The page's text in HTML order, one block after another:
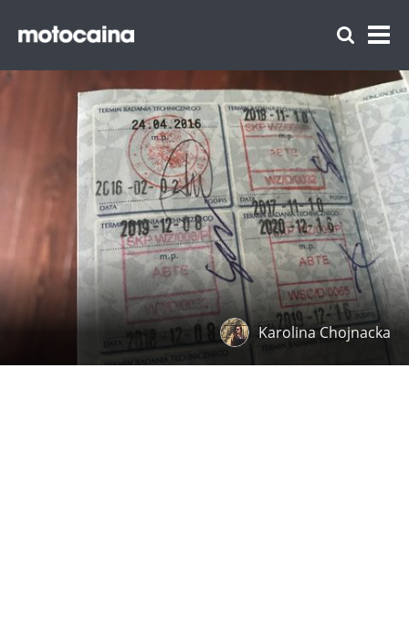
Karolina Chojnacka